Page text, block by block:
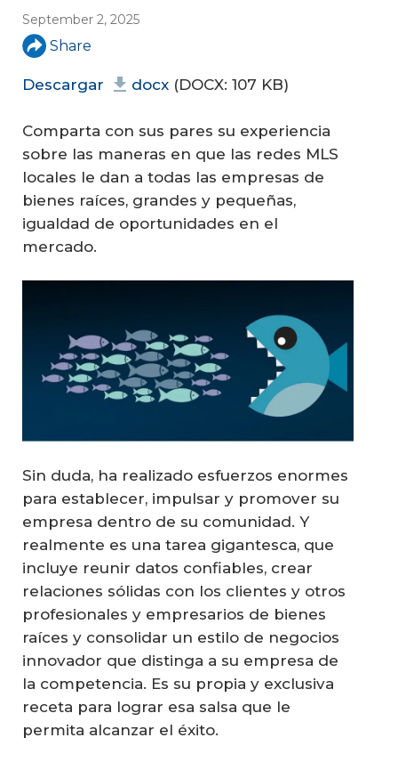
September 2, 2025
Share
Descargar docx (DOCX: 107 KB)
Comparta con sus pares su experiencia
sobre las maneras en que las redes MLS
locales le dan a todas las empresas de
bienes raíces, grandes y pequeñas,
igualdad de oportunidades en el
mercado.
Sin duda, ha realizado esfuerzos enormes
para establecer, impulsar y promover su
empresa dentro de su comunidad. Y
realmente es una tarea gigantesca, que
incluye reunir datos confiables, crear
relaciones sólidas con los clientes y otros
profesionales y empresarios de bienes
raíces y consolidar un estilo de negocios
innovador que distinga a su empresa de
la competencia. Es su propia y exclusiva
receta para lograr esa salsa que le
permita alcanzar el éxito.